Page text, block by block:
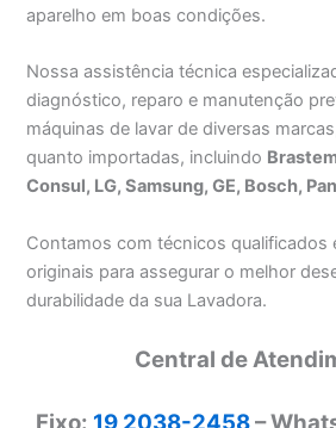
aparelho em boas condições.
Nossa assistência técnica
diagnóstico, reparo e manutenção
máquinas de lavar de diversas
quanto importadas, incluindo
Consul, LG, Samsung, GE, Bosch,
Contamos com técnicos qualificados
originais para assegurar o melhor
durabilidade da sua Lavadora.
Central de